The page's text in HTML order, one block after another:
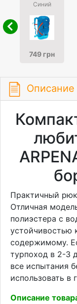
Синий
749 грн
Описание
Практичный
Отличная
полиэстера с
устойчивостью
содержимому.
турпоход в 2-3
все испытания
использовать в
Описание